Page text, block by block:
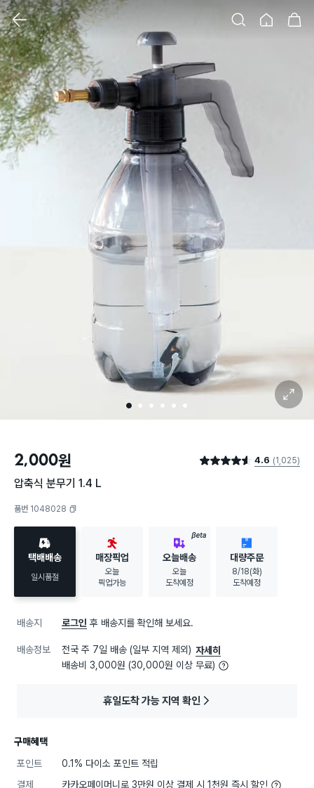
클릭 시 이미지 확대 보기 팝업 열림
1 2 3 4 5 6
확대 보기
2,000원 별점 4.6점 4.6 (1,025)
압축식 분무기 1.4 L
품번 1048028
택배배송
일시품절
매장픽업
오늘
픽업가능
BETA
오늘배송
오늘
도착예정
대량주문
8/18(화)
도착예정
배송지 로그인 후 배송지를 확인해 보세요.
배송정보 전국 주 7일 배송 (일부 지역 제외) 자세히
배송비 3,000원 (30,000원 이상 무료)
휴일도착 가능 지역 확인
구매혜택
포인트
0.1% 다이소 포인트 적립
결제
카카오페이머니로 3만원 이상 결제 시 1천원 즉시 할인